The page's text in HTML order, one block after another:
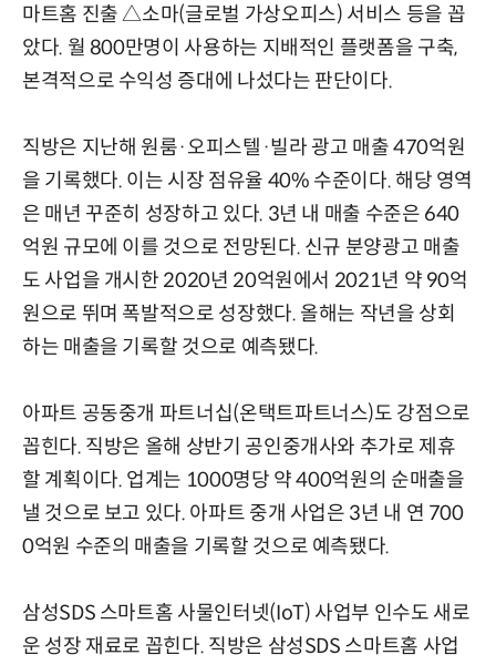
마트홈 진출 △소마(글로벌 가상오피스) 서비스 등을 꼽
았다. 월 800만명이 사용하는 지배적인 플랫폼을 구축,
본격적으로 수익성 증대에 나섰다는 판단이다.
직방은 지난해 원룸·오피스텔·빌라 광고 매출 470억원
을 기록했다. 이는 시장 점유율 40% 수준이다. 해당 영역
은 매년 꾸준히 성장하고 있다. 3년 내 매출 수준은 640
억원 규모에 이를 것으로 전망된다. 신규 분양광고 매출
도 사업을 개시한 2020년 20억원에서 2021년 약 90억
원으로 뛰며 폭발적으로 성장했다. 올해는 작년을 상회
하는 매출을 기록할 것으로 예측됐다.
아파트 공동중개 파트너십(온택트파트너스)도 강점으로
꼽힌다. 직방은 올해 상반기 공인중개사와 추가로 제휴
할 계획이다. 업계는 1000명당 약 400억원의 순매출을
낼 것으로 보고 있다. 아파트 중개 사업은 3년 내 연 700
0억원 수준의 매출을 기록할 것으로 예측됐다.
삼성SDS 스마트홈 사물인터넷(IoT) 사업부 인수도 새로
운 성장 재료로 꼽힌다. 직방은 삼성SDS 스마트홈 사업